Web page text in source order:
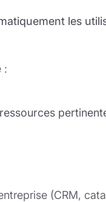
les
:
(CRM,